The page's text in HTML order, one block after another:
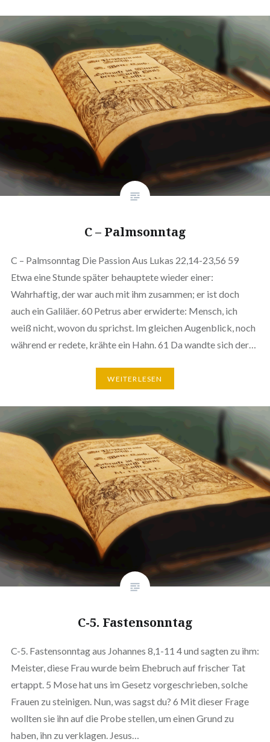
C – Palmsonntag
C – Palmsonntag Die Passion Aus Lukas 22,14-23,56 59
Etwa eine Stunde später behauptete wieder einer:
Wahrhaftig, der war auch mit ihm zusammen; er ist doch
auch ein Galiläer. 60 Petrus aber erwiderte: Mensch, ich
weiß nicht, wovon du sprichst. Im gleichen Augenblick, noch
während er redete, krähte ein Hahn. 61 Da wandte sich der…
WEITERLESEN
C-5. Fastensonntag
C-5. Fastensonntag aus Johannes 8,1-11 4 und sagten zu ihm:
Meister, diese Frau wurde beim Ehebruch auf frischer Tat
ertappt. 5 Mose hat uns im Gesetz vorgeschrieben, solche
Frauen zu steinigen. Nun, was sagst du? 6 Mit dieser Frage
wollten sie ihn auf die Probe stellen, um einen Grund zu
haben, ihn zu verklagen. Jesus…